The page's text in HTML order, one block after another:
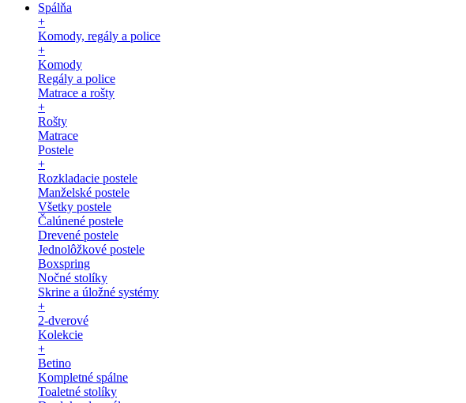
Spálňa
+
Komody, regály a police
+
Komody
Regály a police
Matrace a rošty
+
Rošty
Matrace
Postele
+
Rozkladacie postele
Manželské postele
Všetky postele
Čalúnené postele
Drevené postele
Jednolôžkové postele
Boxspring
Nočné stolíky
Skrine a úložné systémy
+
2-dverové
Kolekcie
+
Betino
Kompletné spálne
Toaletné stolíky